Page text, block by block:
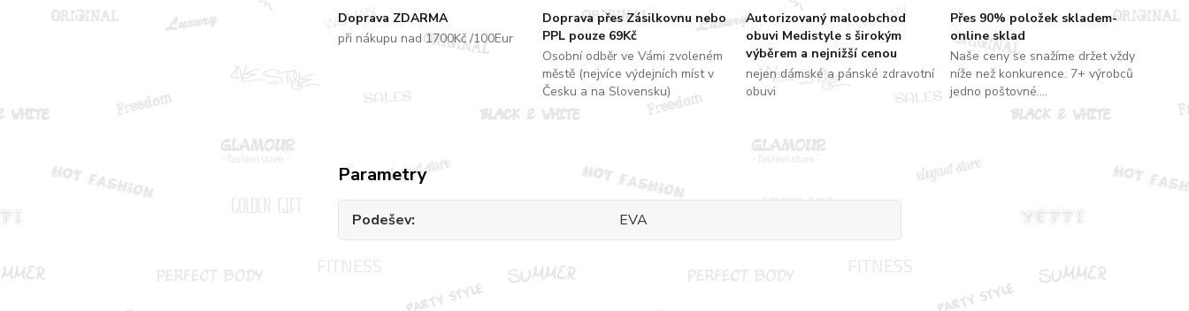
Doprava ZDARMA
při nákupu nad 1700Kč /100Eur
Doprava přes Zásilkovnu nebo
PPL pouze 69Kč
Osobní odběr ve Vámi zvoleném
městě (nejvíce výdejních míst v
Česku a na Slovensku)
Autorizovaný maloobchod
obuvi Medistyle s širokým
výběrem a nejnižší cenou
nejen dámské a pánské zdravotní
obuvi
Přes 90% položek skladem-
online sklad
Naše ceny se snažíme držet vždy
níže než konkurence. 7+ výrobců
jedno poštovné....
Parametry
Podešev EVA